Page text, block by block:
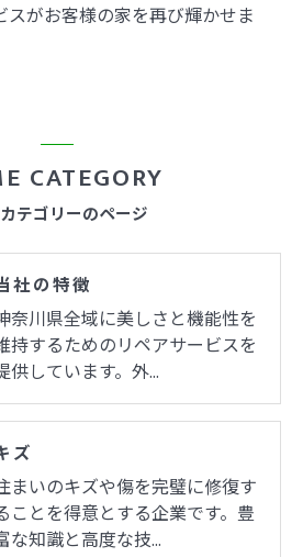
スがお客様の家を再び輝かせま
テゴリーのページ
CATEGORY
社の特徴
奈川県全域に美しさと機能性を
持するためのリペアサービスを
供しています。外…
ズ
まいのキズや傷を完璧に修復す
ことを得意とする企業です。豊
な知識と高度な技…